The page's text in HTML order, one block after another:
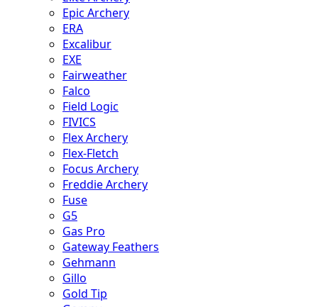
Epic Archery
ERA
Excalibur
EXE
Fairweather
Falco
Field Logic
FIVICS
Flex Archery
Flex-Fletch
Focus Archery
Freddie Archery
Fuse
G5
Gas Pro
Gateway Feathers
Gehmann
Gillo
Gold Tip